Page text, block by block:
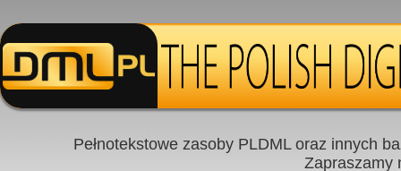
Pełnotekstowe zasoby PLDML oraz innych
Zapraszamy